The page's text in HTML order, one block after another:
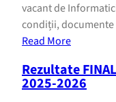
vacant de
condiții,
Read More
Rezultate
2025-2026